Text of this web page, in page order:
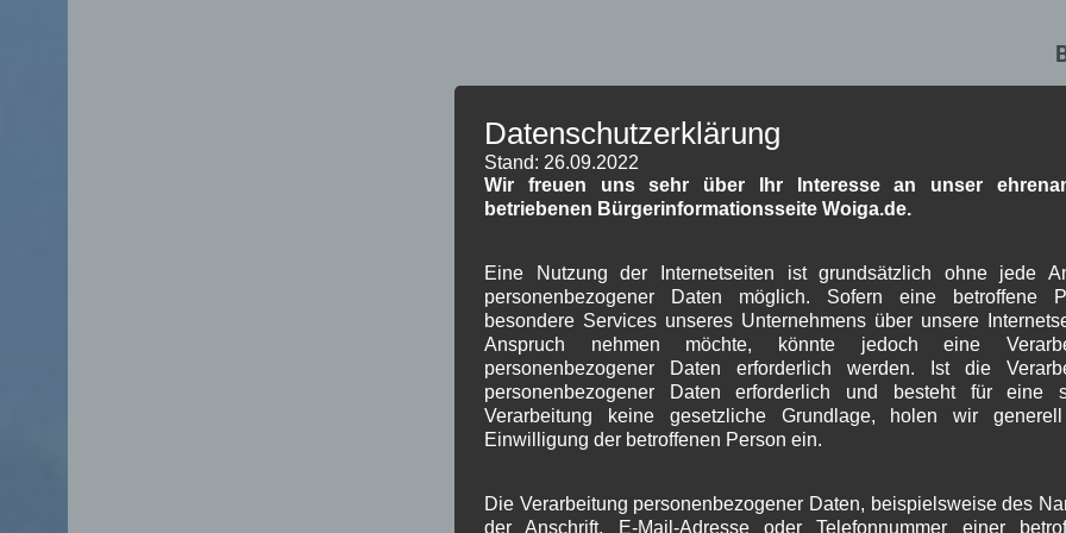
Datenschutzerklärung
Stand: 26.09.2022
Wir freuen uns sehr über Ihr Interesse an unser
betriebenen Bürgerinformationsseite Woiga.de.
Eine Nutzung der Internetseiten ist grundsätzlich ohne jede
personenbezogener Daten möglich. Sofern eine betroffene
besondere Services unseres Unternehmens über unsere
Anspruch nehmen möchte, könnte jedoch eine
personenbezogener Daten erforderlich werden. Ist die
personenbezogener Daten erforderlich und besteht für eine
Verarbeitung keine gesetzliche Grundlage, holen wir
Einwilligung der betroffenen Person ein.
Die Verarbeitung personenbezogener Daten, beispielsweise des
der Anschrift, E-Mail-Adresse oder Telefonnummer einer